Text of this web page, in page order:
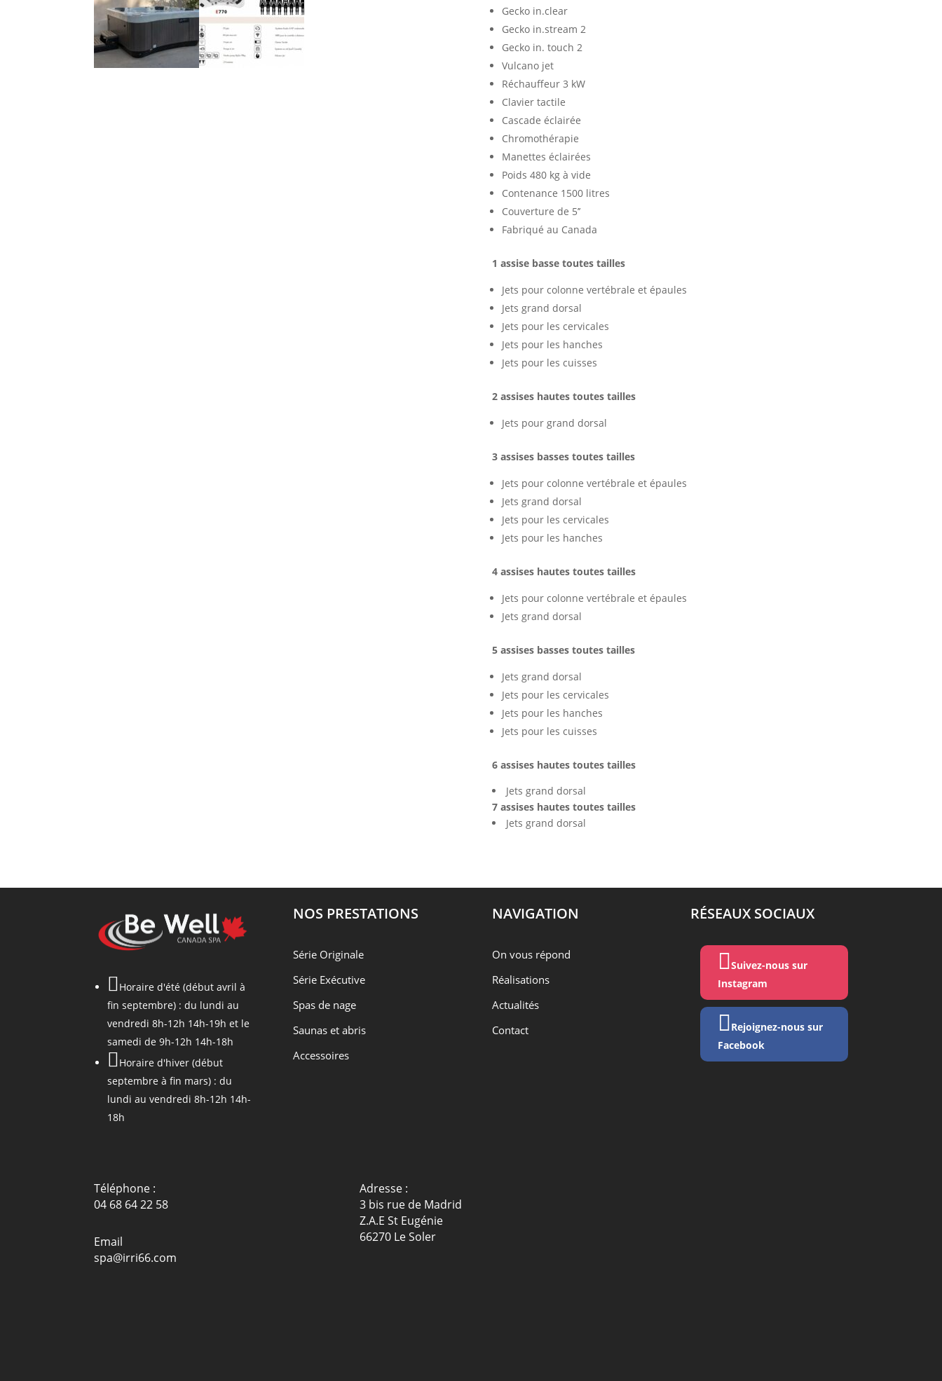
Gecko in.clear
Gecko in.stream 2
Gecko in. touch 2
Vulcano jet
Réchauffeur 3 kW
Clavier tactile
Cascade éclairée
Chromothérapie
Manettes éclairées
Poids 480 kg à vide
Contenance 1500 litres
Couverture de 5’’
Fabriqué au Canada
1 assise basse toutes tailles
Jets pour colonne vertébrale et épaules
Jets grand dorsal
Jets pour les cervicales
Jets pour les hanches
Jets pour les cuisses
2 assises hautes toutes tailles
Jets pour grand dorsal
3 assises basses toutes tailles
Jets pour colonne vertébrale et épaules
Jets grand dorsal
Jets pour les cervicales
Jets pour les hanches
4 assises hautes toutes tailles
Jets pour colonne vertébrale et épaules
Jets grand dorsal
5 assises basses toutes tailles
Jets grand dorsal
Jets pour les cervicales
Jets pour les hanches
Jets pour les cuisses
6 assises hautes toutes tailles
Jets grand dorsal
7 assises hautes toutes tailles
Jets grand dorsal
Horaire d'été (début avril à
fin septembre) : du lundi au
vendredi 8h-12h 14h-19h et le
samedi de 9h-12h 14h-18h
Horaire d'hiver (début
septembre à fin mars) : du
lundi au vendredi 8h-12h 14h-
18h
NOS PRESTATIONS
Série Originale
Série Exécutive
Spas de nage
Saunas et abris
Accessoires
NAVIGATION
On vous répond
Réalisations
Actualités
Contact
RÉSEAUX SOCIAUX
Suivez-nous sur
Instagram
Rejoignez-nous sur
Facebook
Téléphone :
04 68 64 22 58
Email
spa@irri66.com
Adresse :
3 bis rue de Madrid
Z.A.E St Eugénie
66270 Le Soler